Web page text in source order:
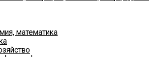
математика